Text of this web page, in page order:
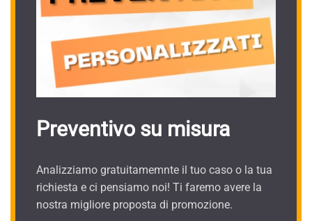
Preventivo su misura
Analizziamo gratuitamemnte il tuo caso o la tua
richiesta e ci pensiamo noi! Ti faremo avere la
nostra migliore proposta di promozione.